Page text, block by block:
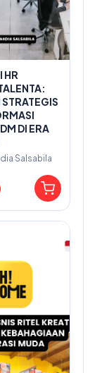
HR
STRATEGIS
DI ERA
Salsabila